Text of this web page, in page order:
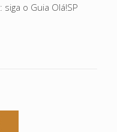
o Guia Olá!SP